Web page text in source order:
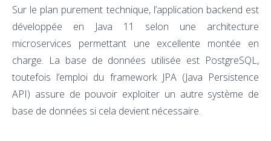
Sur le plan purement technique, l’application backend est
développée en Java 11 selon une architecture
microservices permettant une excellente montée en
charge. La base de données utilisée est PostgreSQL,
toutefois l’emploi du framework JPA (Java Persistence
API) assure de pouvoir exploiter un autre système de
base de données si cela devient nécessaire.